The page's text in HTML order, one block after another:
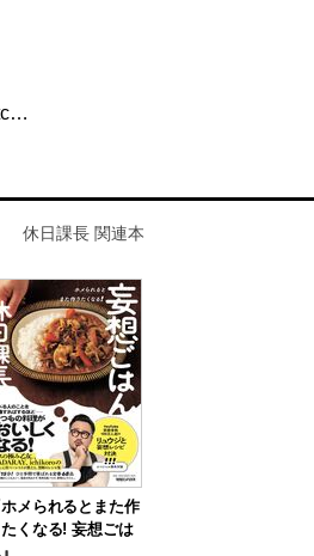
休日課長 関連本
ホメられるとまた作
たくなる! 妄想ごは